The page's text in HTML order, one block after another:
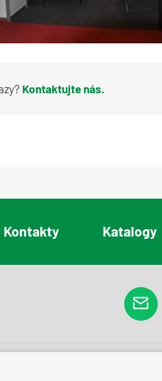
Kontaktujte nás.
Kontakty Katalogy